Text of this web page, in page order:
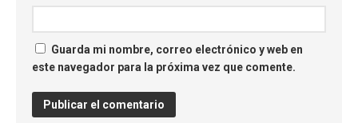
Guarda mi nombre, correo electrónico y web en
este navegador para la próxima vez que comente.